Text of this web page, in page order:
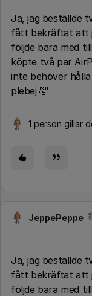
Ja, jag beställde
fått bekräftat att
följde bara med
köpte två par
inte behöver
plebej 🤣
1 person gillar
JeppePeppe
Ja, jag beställde
fått bekräftat att
följde bara med